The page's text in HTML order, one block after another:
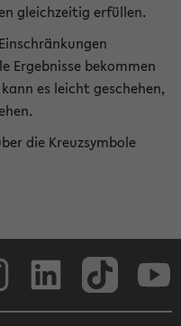
gleichzeitig erfüllen.
Ergebnisse bekommen
es leicht geschehen,
die Kreuzsymbole